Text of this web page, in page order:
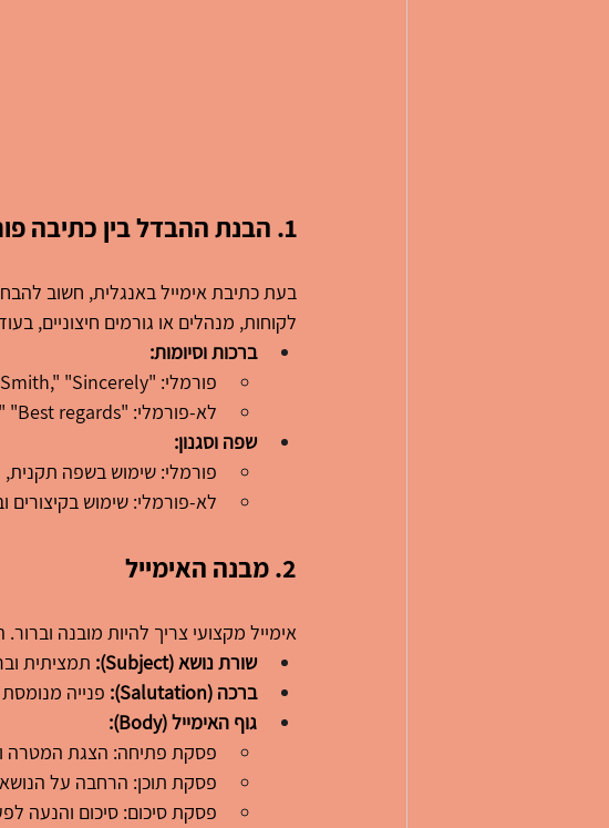
1. הבנת ההבדל בין כתיבה
בעת כתיבת אימייל באנגלית, חשוב
לקוחות, מנהלים או גורמים חיצוניים,
ברכות וסיומות:
פורמלי: "Dear Mr. Smith," "Sincerely,"
לא-פורמלי: "Hi John," "Best regards,"
שפה וסגנון:
פורמלי: שימוש בשפה תקנית,
לא-פורמלי: שימוש בקיצורים
2. מבנה האימייל
אימייל מקצועי צריך להיות מובנה
שורת נושא (Subject):
תמציתית
ברכה (Salutation):
פנייה
גוף האימייל (Body):
פסקת פתיחה: הצגת המטרה
פסקת תוכן: הרחבה על
פסקת סיכום: סיכום והנעה